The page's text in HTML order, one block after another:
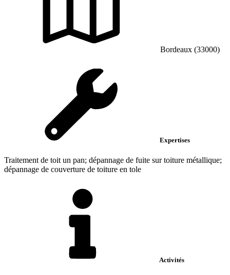
Bordeaux (33000)
Expertises
Traitement de toit un pan; dépannage de fuite sur toiture métallique;
dépannage de couverture de toiture en tole
Activités